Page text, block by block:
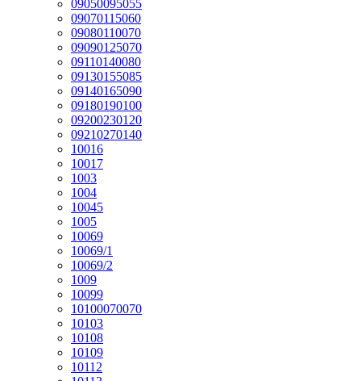
09050095055
09070115060
09080110070
09090125070
09110140080
09130155085
09140165090
09180190100
09200230120
09210270140
10016
10017
1003
1004
10045
1005
10069
10069/1
10069/2
1009
10099
10100070070
10103
10108
10109
10112